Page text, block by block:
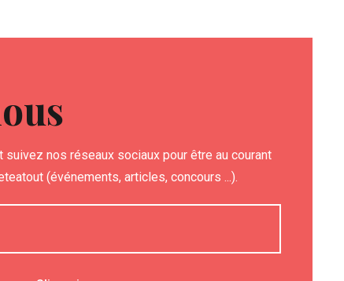
nos réseaux sociaux pour être au courant
(événements, articles, concours ...).